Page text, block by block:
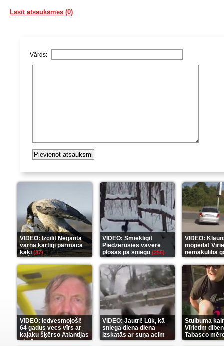
Lasīt atsauksmes (0)
Vārds:
VIDEO: Izcili! Neganta
vārna kārtīgi pārmāca
kaķi(37)
VIDEO: Smieklīgi!
Piedzērusies vāvere
plosās pa sniegu (255)
VIDEO:
mopēda!
nemākulība
beidzās ar
(289)
VIDEO: Iedvesmojoši!
64 gadus vecs vīrs ar
kajaku šķērso Atlantijas
okeānu(5)
VIDEO: Jautri! Lūk, kā
sniega diena diena
izskatās ar suņa acīm
(6)
Stulbuma
Vīrietim
Tabasco
(7)